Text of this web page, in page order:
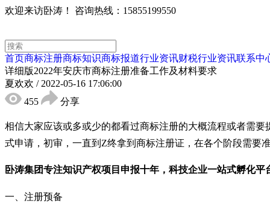
欢迎来访卧涛！ 咨询热线：15855199550
首页商标注册商标知识商标报道行业资讯财税行业资讯联系中
详细版2022年安庆市商标注册准备工作及材料要求
夏欢欢 / 2022-05-16 17:06:00
455
分享
相信大家应该或多或少的都看过商标注册的大概流程或者需
式申请，初审，一直到Z终拿到商标注册证，在各个阶段需要
卧涛集团专注知识产权项目申报十年，科技企业一站式孵化平
一、注册预备